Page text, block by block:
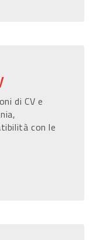
di CV e
con le